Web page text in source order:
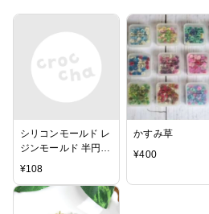
シリコンモールド レ
ジンモールド 半円＆
六角 ハンドメイド用
¥108
かすみ草
¥400